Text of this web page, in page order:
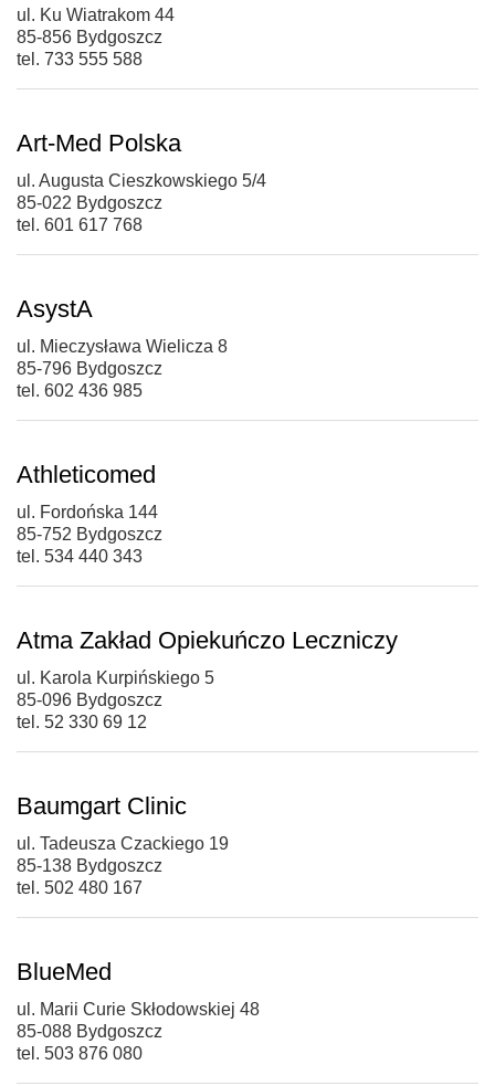
ul. Ku Wiatrakom 44
85-856 Bydgoszcz
tel. 733 555 588
Art-Med Polska
ul. Augusta Cieszkowskiego 5/4
85-022 Bydgoszcz
tel. 601 617 768
AsystA
ul. Mieczysława Wielicza 8
85-796 Bydgoszcz
tel. 602 436 985
Athleticomed
ul. Fordońska 144
85-752 Bydgoszcz
tel. 534 440 343
Atma Zakład Opiekuńczo Leczniczy
ul. Karola Kurpińskiego 5
85-096 Bydgoszcz
tel. 52 330 69 12
Baumgart Clinic
ul. Tadeusza Czackiego 19
85-138 Bydgoszcz
tel. 502 480 167
BlueMed
ul. Marii Curie Skłodowskiej 48
85-088 Bydgoszcz
tel. 503 876 080